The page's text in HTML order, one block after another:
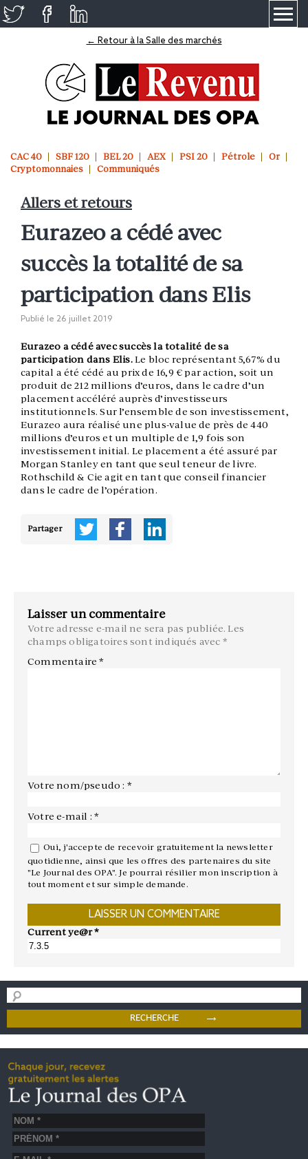
← Retour à la Salle des marchés
CAC 40 SBF 120 BEL 20 AEX PSI 20 Pétrole
Or
Cryptomonnaies
Communiqués
Allers et retours
Eurazeo a cédé avec
succès la totalité de sa
participation dans Elis
Publié le 26 juillet 2019
Eurazeo a cédé avec succès la totalité de sa
participation dans Elis.Le bloc représentant 5,67% du
capital a été cédé au prix de 16,9 € par action, soit un
produit de 212 millions d’euros, dans le cadre d’un
placement accéléré auprès d’investisseurs
institutionnels. Sur l’ensemble de son investissement,
Eurazeo aura réalisé une plus-value de près de 440
millions d’euros et un multiple de 1,9 fois son
investissement initial. Le placement a été assuré par
Morgan Stanley en tant que seul teneur de livre.
Rothschild & Cie agit en tant que conseil financier
dans le cadre de l’opération.
Partager
Laisser un commentaire
Votre adresse e-mail ne sera pas publiée. Les
champs obligatoires sont indiqués avec *
Commentaire*
Votre nom/pseudo : *
Votre e-mail : *
Oui, j'accepte de recevoir gratuitement la newsletter
quotidienne, ainsi que les offres des partenaires du site
"Le Journal des OPA". Je pourrai résilier mon inscription à
tout moment et sur simple demande.
Current ye@r*